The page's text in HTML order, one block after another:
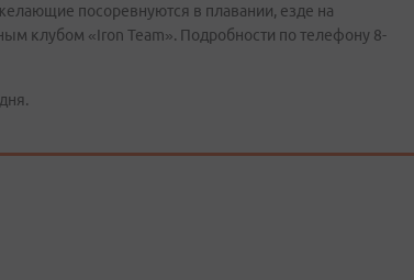
посоревнуются в плавании, езде на
клубом «Iron Team». Подробности по телефону 8-